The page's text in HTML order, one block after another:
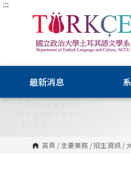
跳
:::
最新消息
首頁 /主要業務 /招生資訊 /